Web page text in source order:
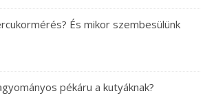
És mikor szembesülünk
pékáru a kutyáknak?